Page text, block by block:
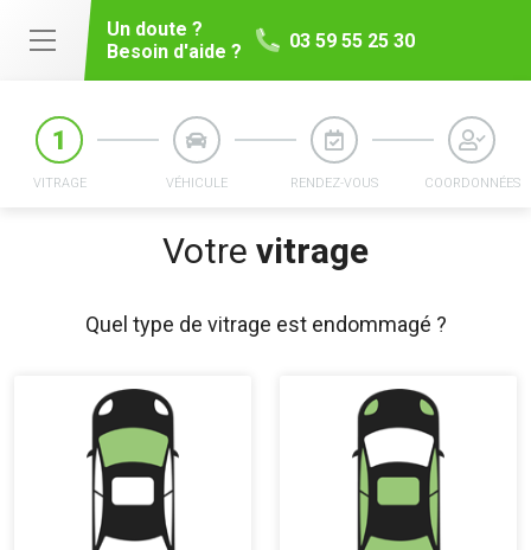
Un doute ?
Besoin d'aide ?
03 59 55 25 30
Votre vitrage
VITRAGE VÉHICULE RENDEZ-VOUS COORDONNÉES
Quel type de vitrage est endommagé ?